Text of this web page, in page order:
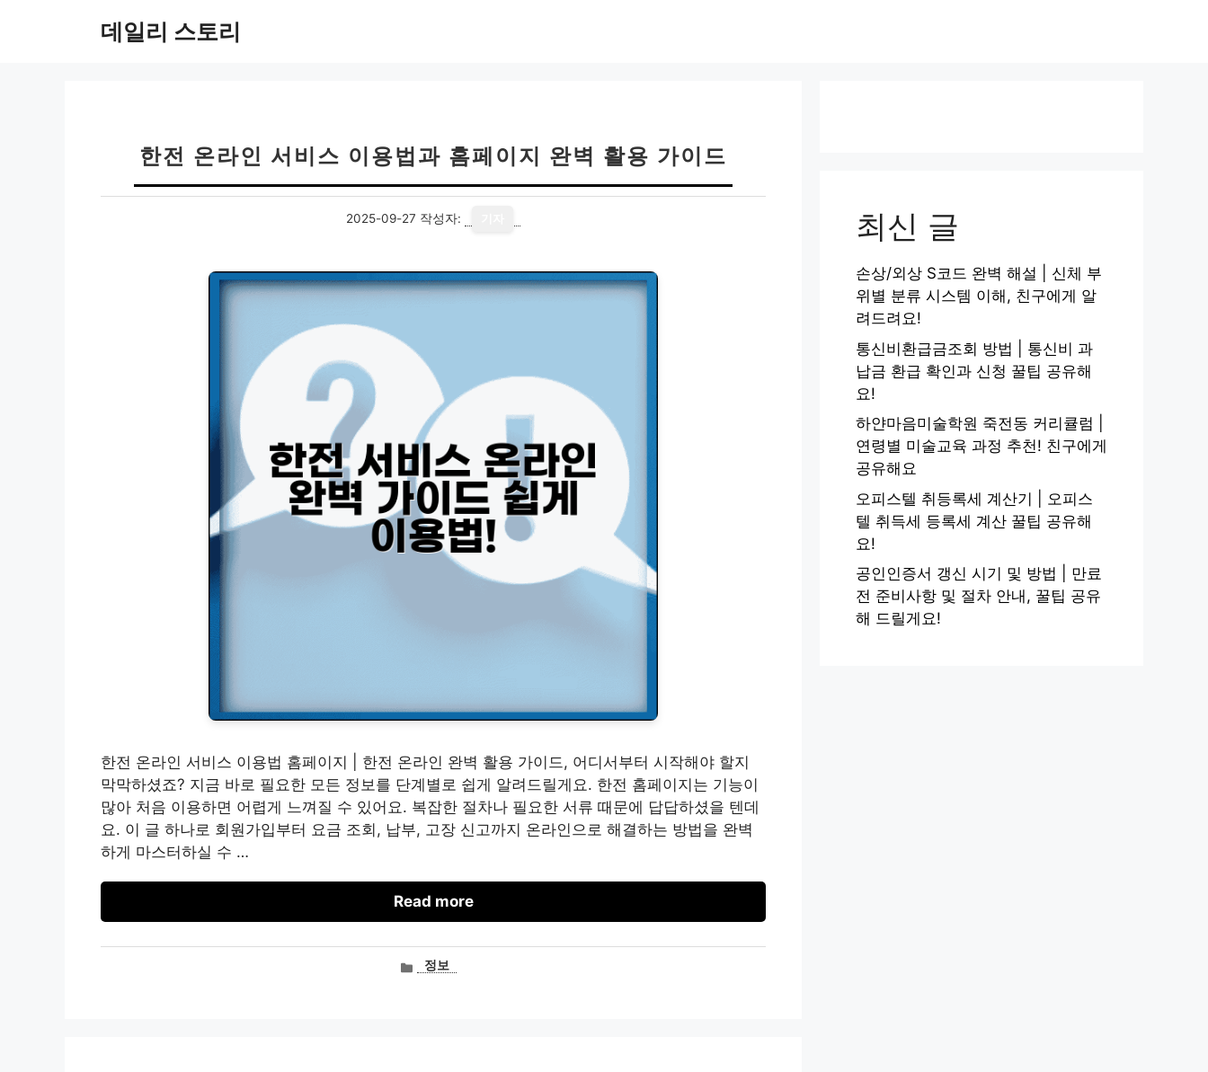
데일리 스토리
한전 온라인 서비스 이용법과 홈페이지 완벽 활용 가이드
2025-09-27 작성자:
한전 온라인 서비스 이용법 홈페이지 | 한전 온라인 완벽 활용 가이드, 어디서부터 시작해야 할지
막막하셨죠? 지금 바로 필요한 모든 정보를 단계별로 쉽게 알려드릴게요. 한전 홈페이지는 기능이
많아 처음 이용하면 어렵게 느껴질 수 있어요. 복잡한 절차나 필요한 서류 때문에 답답하셨을 텐데
요. 이 글 하나로 회원가입부터 요금 조회, 납부, 고장 신고까지 온라인으로 해결하는 방법을 완벽
하게 마스터하실 수 …
Read more
카정보
최신 글
손상/외상 S코드 완벽 해설 | 신체 부
위별 분류 시스템 이해, 친구에게 알
려드려요!
통신비환급금조회 방법 | 통신비 과
납금 환급 확인과 신청 꿀팁 공유해
요!
하얀마음미술학원 죽전동 커리큘럼 |
연령별 미술교육 과정 추천! 친구에게
공유해요
오피스텔 취등록세 계산기 | 오피스
텔 취득세 등록세 계산 꿀팁 공유해
요!
공인인증서 갱신 시기 및 방법 | 만료
전 준비사항 및 절차 안내, 꿀팁 공유
해 드릴게요!